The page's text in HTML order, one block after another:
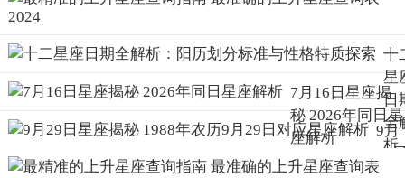
4月30日 - 5月31日出生的人上升星座查询表
上升星座
6月29日 - 7月29日出生的人上升星座查询表太阳月亮上升星
8月31日 - 9月27日出生的人上升星座查询表
标
与
格
质
索
星
年
历9
月
日
应
十
星
日
全
析
7月16日星座揭
秘 2026年同日星
座解析
9月
29